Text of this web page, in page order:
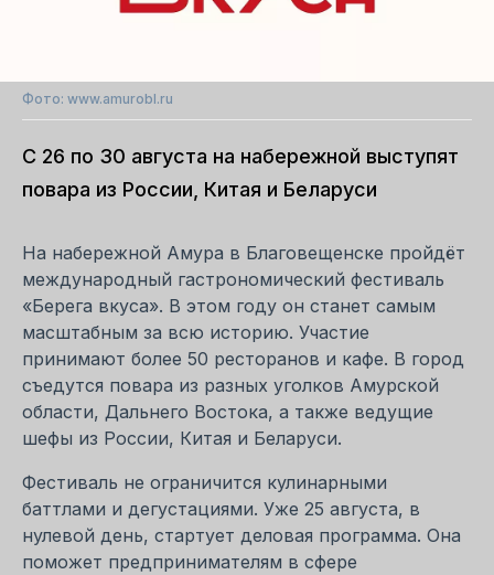
Фото: www.amurobl.ru
С 26 по 30 августа на набережной выступят
повара из России, Китая и Беларуси
На набережной Амура в Благовещенске пройдёт
международный гастрономический фестиваль
«Берега вкуса». В этом году он станет самым
масштабным за всю историю. Участие
принимают более 50 ресторанов и кафе. В город
съедутся повара из разных уголков Амурской
области, Дальнего Востока, а также ведущие
шефы из России, Китая и Беларуси.
Фестиваль не ограничится кулинарными
баттлами и дегустациями. Уже 25 августа, в
нулевой день, стартует деловая программа. Она
поможет предпринимателям в сфере